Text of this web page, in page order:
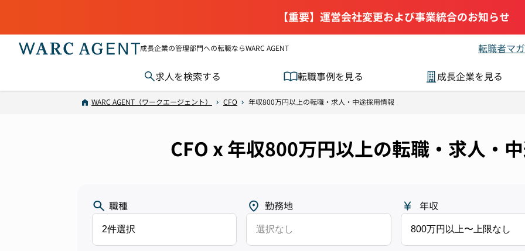
【重要】運営会社変更および事業統合のお知らせ
成長企業の管理部門への転職ならWARC AGENT 転職者マ
求人を検索する 転職事例を見る 成長企業を見る
WARC AGENT（ワークエージェント） CFO 年収800万円以上の転職・求人・中途採用情報
CFO x 年収800万円以上の転職・求人・
職種
2件選択
勤務地
選択なし
年収
800万円以上〜上限なし